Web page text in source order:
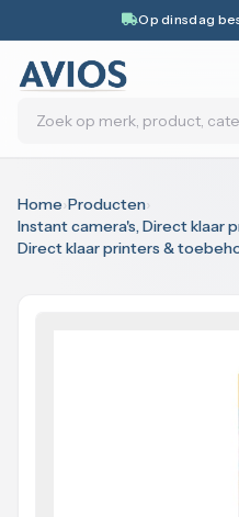
Op dinsdag
Zoeken
Home›Producten›
Instant camera's, Direct klaar
Direct klaar printers &